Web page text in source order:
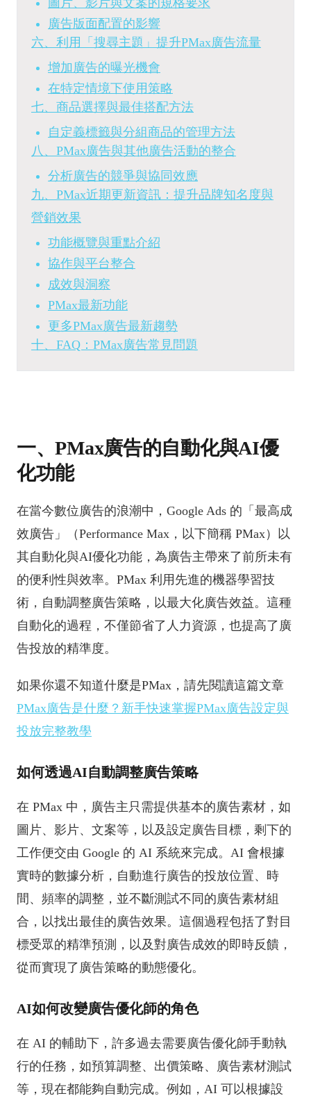
廣告版面配置的影響
六、利用「搜尋主題」提升PMax廣告流量
增加廣告的曝光機會
在特定情境下使用策略
七、商品選擇與最佳搭配方法
自定義標籤與分組商品的管理方法
八、PMax廣告與其他廣告活動的整合
分析廣告的競爭與協同效應
九、PMax近期更新資訊：提升品牌知名度與
營銷效果
功能概覽與重點介紹
協作與平台整合
成效與洞察
PMax最新功能
更多PMax廣告最新趨勢
十、FAQ：PMax廣告常見問題
一、PMax廣告的自動化與AI優
化功能
在當今數位廣告的浪潮中，Google Ads 的「最高成
效廣告」（Performance Max，以下簡稱 PMax）以
其自動化與AI優化功能，為廣告主帶來了前所未有
的便利性與效率。PMax 利用先進的機器學習技
術，自動調整廣告策略，以最大化廣告效益。這種
自動化的過程，不僅節省了人力資源，也提高了廣
告投放的精準度。
如果你還不知道什麼是PMax，請先閱讀這篇文章
PMax廣告是什麼？新手快速掌握PMax廣告設定與
投放完整教學
如何透過AI自動調整廣告策略
在 PMax 中，廣告主只需提供基本的廣告素材，如
圖片、影片、文案等，以及設定廣告目標，剩下的
工作便交由 Google 的 AI 系統來完成。AI 會根據
實時的數據分析，自動進行廣告的投放位置、時
間、頻率的調整，並不斷測試不同的廣告素材組
合，以找出最佳的廣告效果。這個過程包括了對目
標受眾的精準預測，以及對廣告成效的即時反饋，
從而實現了廣告策略的動態優化。
AI如何改變廣告優化師的角色
在 AI 的輔助下，許多過去需要廣告優化師手動執
行的任務，如預算調整、出價策略、廣告素材測試
等，現在都能夠自動完成。例如，AI 可以根據設